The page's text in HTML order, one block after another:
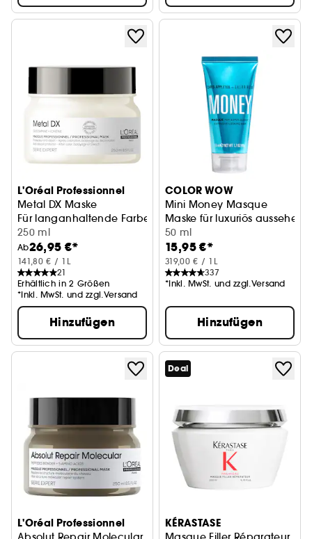
L'Oréal Professionnel
Metal DX Maske
Für langanhaltende Farben, weniger Haarbruch
250 ml
Ab26,95 €*
141,80 € / 1L
21
Erhältlich in 2 Größen
*Inkl. MwSt. und zzgl.Versand
Hinzufügen
COLOR WOW
Mini Money Masque
Maske für luxuriös
50 ml
15,95 €*
319,00 € / 1L
337
*Inkl. MwSt. und zzgl.Versand
Hinzufügen
L'Oréal Professionnel
Deal
KÉRASTASE